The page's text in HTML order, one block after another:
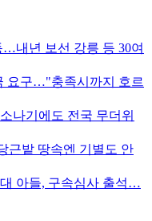
내년 보선 강릉 등 30여
요구…"충족시까지 호르
나기에도 전국 무더위
근밭 땅속엔 기별도 안
아들, 구속심사 출석…